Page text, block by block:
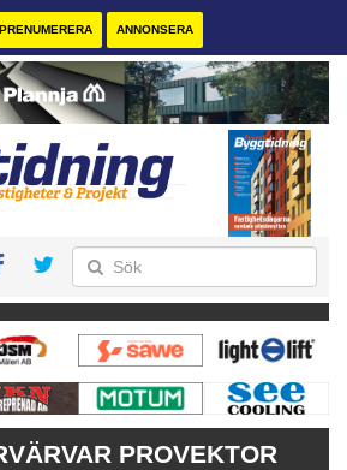
PRENUMERERA ANNONSERA
PROVEKTOR